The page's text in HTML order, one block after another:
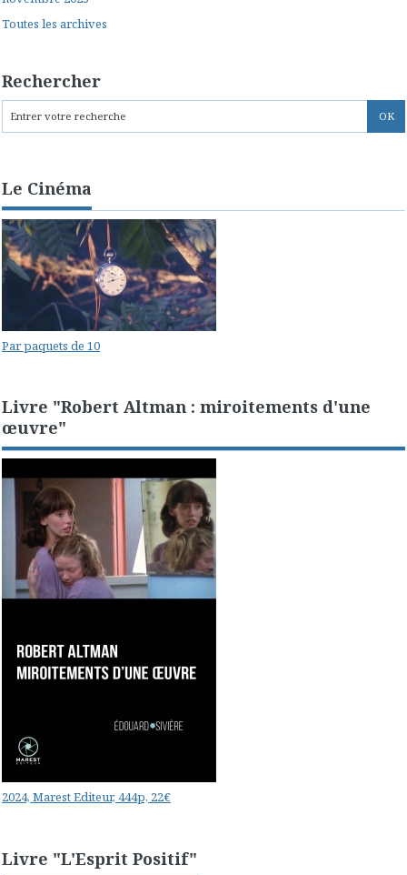
Toutes les archives
Rechercher
Le Cinéma
Par paquets de 10
Livre "Robert Altman : miroitements d'une
œuvre"
2024, Marest Editeur, 444p, 22€
Livre "L'Esprit Positif"